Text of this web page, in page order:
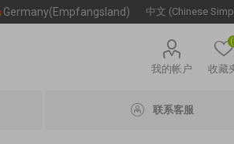
Germany(Empfangsland)
我的帐户 收藏
联系客服